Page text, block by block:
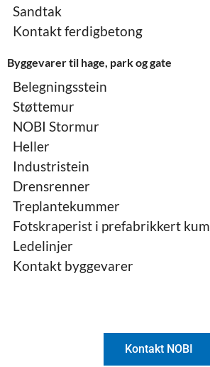
Sandtak
Kontakt ferdigbetong
Byggevarer til hage, park og gate
Belegningsstein
Støttemur
NOBI Stormur
Heller
Industristein
Drensrenner
Treplantekummer
Fotskraperist i prefabrikkert kum
Ledelinjer
Kontakt byggevarer
Kontakt NOBI